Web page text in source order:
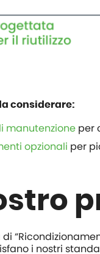
considerare:
manutenzione per
opzionali per
i nostri